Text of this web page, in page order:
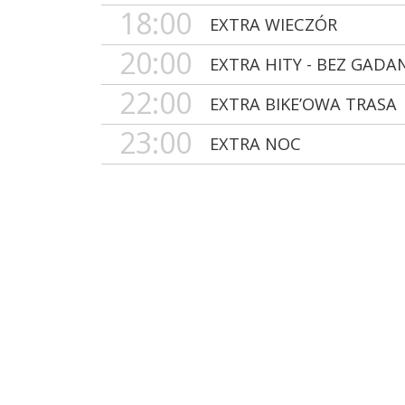
18:00
EXTRA WIECZÓR
20:00 EXTRA HITY - BEZ
22:00 EXTRA BIKE’OWA TRASA
23:00 EXTRA NOC